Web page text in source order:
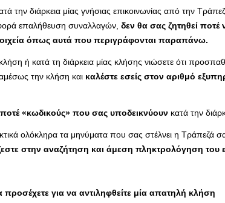
την διάρκεια μίας γνήσιας επικοινωνίας από την
επαλήθευση συναλλαγών, δεν θα σας ζητηθεί
όπως αυτά που περιγράφονται παραπάνω.
ή κατά τη διάρκεια μίας κλήσης νιώσετε ότι
την κλήση και καλέστε εσείς στον αριθμό
«κωδικούς» που σας υποδεικνύουν κατά την
ολόκληρα τα μηνύματα που σας στέλνει η Τράπεζά
στην αναζήτηση και άμεση πληκτρολόγηση του
για να αντιληφθείτε μία απατηλή κλήση